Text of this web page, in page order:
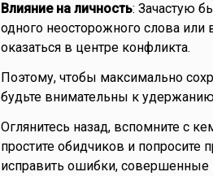
Влияние на личность: Зачастую
одного неосторожного слова или
оказаться в центре конфликта.
Поэтому, чтобы максимально
будьте внимательны к удержанию
Оглянитесь назад, вспомните с
простите обидчиков и
исправить ошибки,